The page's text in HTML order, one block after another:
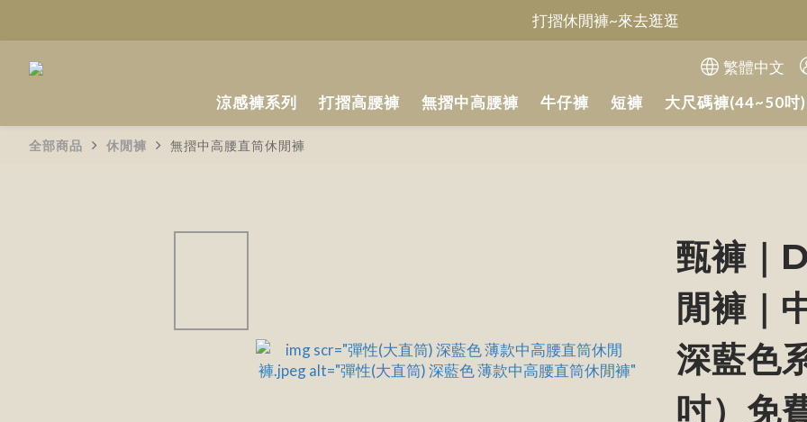
Welcome~甄褲
無摺休閒褲~來去逛逛
繁體中文
涼感褲系列
打摺高腰褲 無摺中高腰褲 牛仔褲 短褲 大尺碼褲(44~50吋)
全部商品 休閒褲 無摺中高腰直筒休閒褲
甄褲｜
閒褲｜
深藍色
吋）免